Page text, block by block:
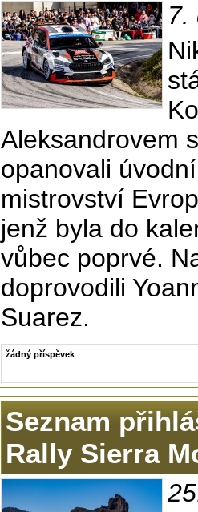
7.
Aleksandrovem
opanovali
mistrovství
jenž byla do
vůbec poprvé.
doprovodili
Suarez.
žádný příspěvek
Seznam
Rally Sierra